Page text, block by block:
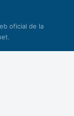
oficial de la